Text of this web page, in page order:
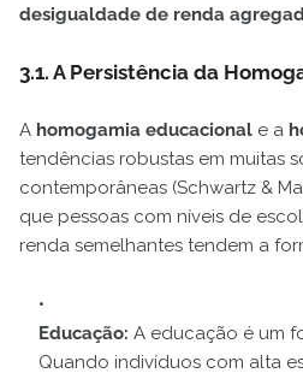
desigualdade de renda
3.1. A Persistência da
A homogamia educacional e a
tendências robustas em muitas
contemporâneas (Schwartz &
que pessoas com níveis de
renda semelhantes tendem a
Educação: A educação é um
Quando indivíduos com alta